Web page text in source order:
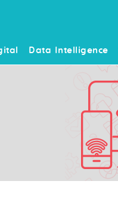
Data Intelligence